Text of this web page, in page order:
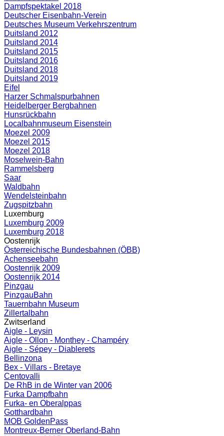
Dampfspektakel 2018
Deutscher Eisenbahn-Verein
Deutsches Museum Verkehrszentrum
Duitsland 2012
Duitsland 2014
Duitsland 2015
Duitsland 2016
Duitsland 2018
Duitsland 2019
Eifel
Harzer Schmalspurbahnen
Heidelberger Bergbahnen
Hunsrückbahn
Localbahnmuseum Eisenstein
Moezel 2009
Moezel 2015
Moezel 2018
Moselwein-Bahn
Rammelsberg
Saar
Waldbahn
Wendelsteinbahn
Zugspitzbahn
Luxemburg
Luxemburg 2009
Luxemburg 2018
Oostenrijk
Österreichische Bundesbahnen (ÖBB)
Achenseebahn
Oostenrijk 2009
Oostenrijk 2014
Pinzgau
PinzgauBahn
Tauernbahn Museum
Zillertalbahn
Zwitserland
Aigle - Leysin
Aigle - Ollon - Monthey - Champéry
Aigle - Sépey - Diablerets
Bellinzona
Bex - Villars - Bretaye
Centovalli
De RhB in de Winter van 2006
Furka Dampfbahn
Furka- en Oberalppas
Gotthardbahn
MOB GoldenPass
Montreux-Berner Oberland-Bahn